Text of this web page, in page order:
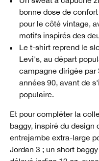
bonne dose de
pour le côté vintage,
motifs inspirés des
Le t-shirt reprend le
Levi's, au départ
campagne dirigée par
années 90, avant de
populaire.
Et pour compléter la
baggy, inspiré du design
entrejambe extra-large
Jordan 3 ; un short